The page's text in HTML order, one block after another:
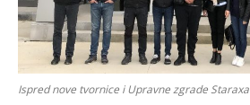
Ispred nove tvornice i Upravne zgrade Staraxa